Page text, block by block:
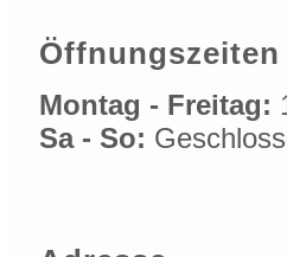
Öffnungszeiten
Montag - Freitag:
Sa - So: